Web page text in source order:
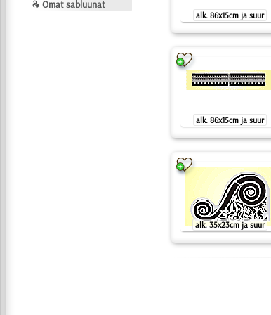
❧ Omat sabluunat
alk. 86x15cm ja suur
alk. 86x15cm ja suur
alk. 35x23cm ja suur